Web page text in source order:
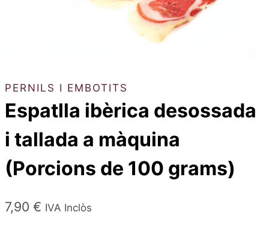
PERNILS I EMBOTITS
Espatlla ibèrica desossada
i tallada a màquina
(Porcions de 100 grams)
7,90 € IVA Inclòs